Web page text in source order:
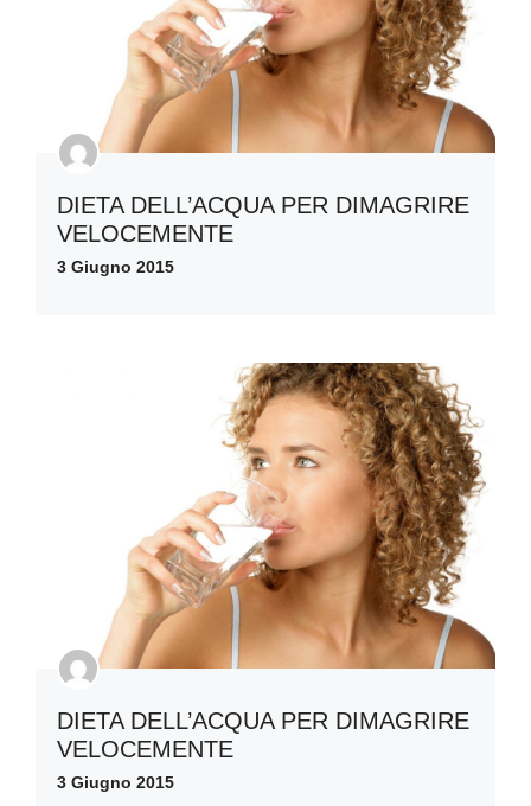
DIETA DELL’ACQUA PER DIMAGRIRE
VELOCEMENTE
3 Giugno 2015
DIETA DELL’ACQUA PER DIMAGRIRE
VELOCEMENTE
3 Giugno 2015